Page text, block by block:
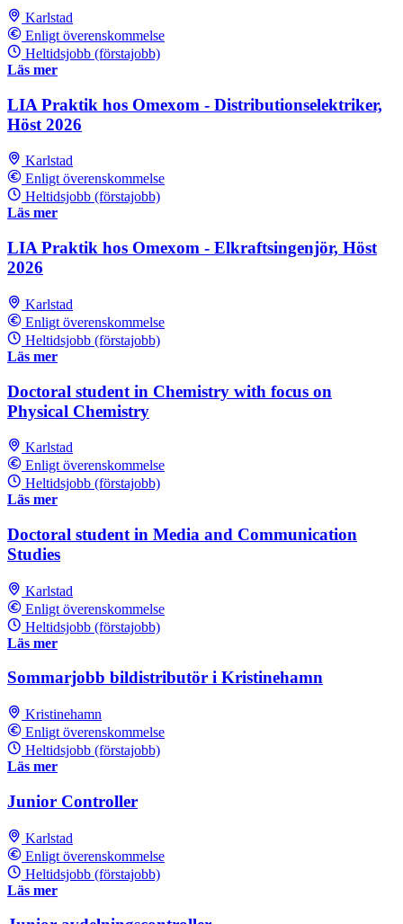
Karlstad
Enligt överenskommelse
Heltidsjobb (förstajobb)
Läs mer
LIA Praktik hos Omexom - Distributionselektriker,
Höst 2026
Karlstad
Enligt överenskommelse
Heltidsjobb (förstajobb)
Läs mer
LIA Praktik hos Omexom - Elkraftsingenjör, Höst
2026
Karlstad
Enligt överenskommelse
Heltidsjobb (förstajobb)
Läs mer
Doctoral student in Chemistry with focus on
Physical Chemistry
Karlstad
Enligt överenskommelse
Heltidsjobb (förstajobb)
Läs mer
Doctoral student in Media and Communication
Studies
Karlstad
Enligt överenskommelse
Heltidsjobb (förstajobb)
Läs mer
Sommarjobb bildistributör i Kristinehamn
Kristinehamn
Enligt överenskommelse
Heltidsjobb (förstajobb)
Läs mer
Junior Controller
Karlstad
Enligt överenskommelse
Heltidsjobb (förstajobb)
Läs mer